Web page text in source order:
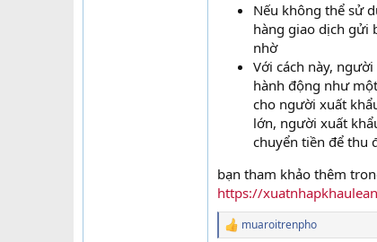
Nếu không thể sử
hàng giao dịch gửi
nhờ
Với cách này,
hành động như
cho người xuất
lớn, người xuất
chuyển tiền để thu
bạn tham khảo thêm
https://
R
muaroitrenpho